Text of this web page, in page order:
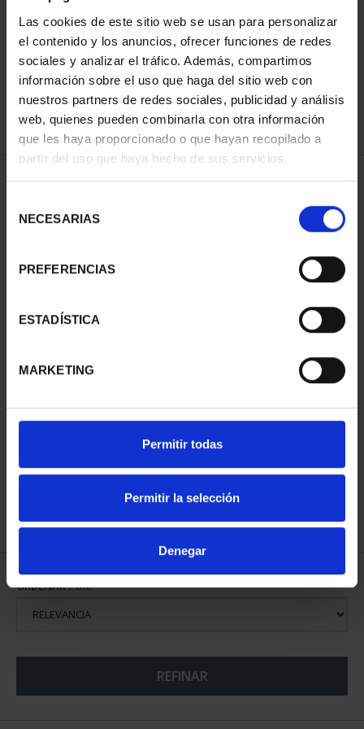
Las cookies de este sitio web se usan para personalizar
el contenido y los anuncios, ofrecer funciones de redes
sociales y analizar el tráfico. Además, compartimos
información sobre el uso que haga del sitio web con
nuestros partners de redes sociales, publicidad y análisis
web, quienes pueden combinarla con otra información
que les haya proporcionado o que hayan recopilado a
partir del uso que haya hecho de sus servicios.
NECESARIAS
PREFERENCIAS
ESTADÍSTICA
MARKETING
Permitir todas
Permitir la selección
Denegar
ORDENAR POR:
REFINAR
1 Productos encontrados
PROVINCIA COLECCION
COMPLET...
ORDENAR POR: